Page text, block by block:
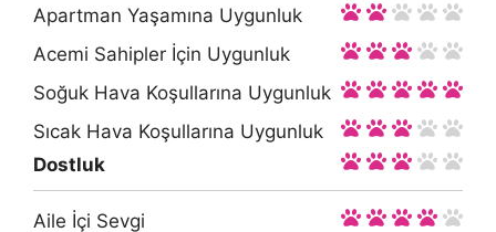
Apartman Yaşamına Uygunluk
Acemi Sahipler İçin Uygunluk
Soğuk Hava Koşullarına Uygunluk
Sıcak Hava Koşullarına Uygunluk
Dostluk
Aile İçi Sevgi